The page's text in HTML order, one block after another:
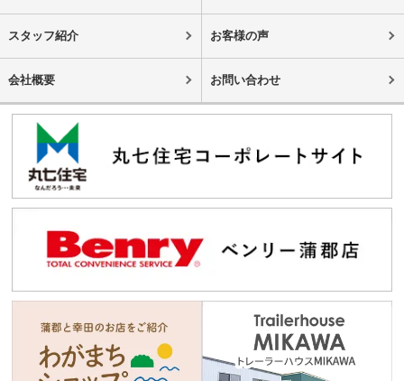
スタッフ紹介 お客様の声
会社概要 お問い合わせ